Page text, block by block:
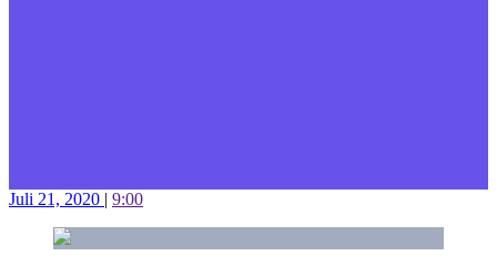
Juli 21, 2020 | 9:00